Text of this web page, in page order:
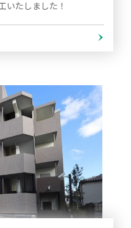
いたしました！